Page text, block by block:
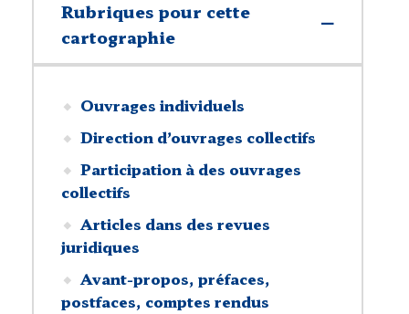
Rubriques pour cette
cartographie
Ouvrages individuels
Direction d’ouvrages collectifs
Participation à des ouvrages
collectifs
Articles dans des revues
juridiques
Avant-propos, préfaces,
postfaces, comptes rendus